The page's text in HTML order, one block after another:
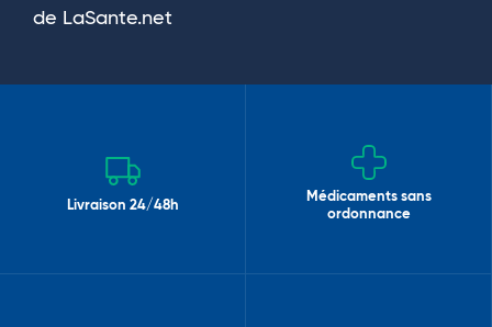
de LaSante.net
Livraison 24/48h
Médicaments sans
ordonnance